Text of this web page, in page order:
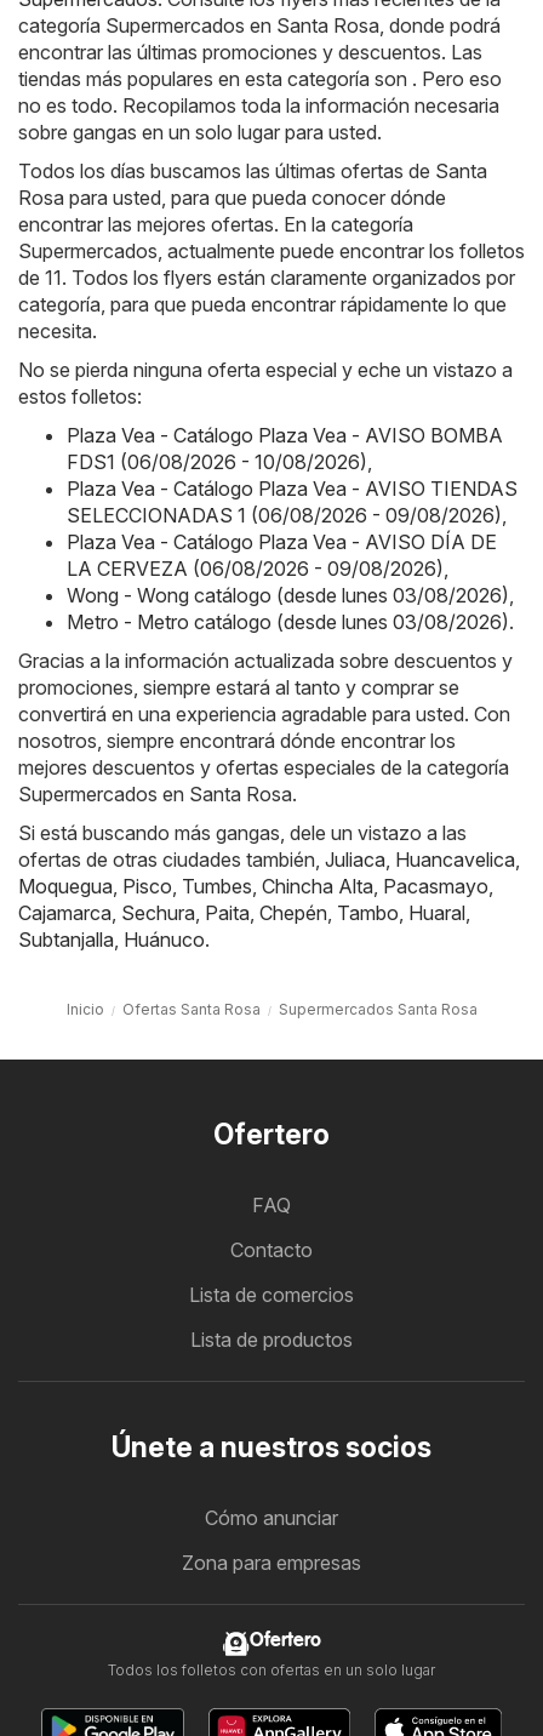
categoría Supermercados en Santa Rosa, donde podrá
encontrar las últimas promociones y descuentos. Las
tiendas más populares en esta categoría son . Pero eso
no es todo. Recopilamos toda la información necesaria
sobre gangas en un solo lugar para usted.
Todos los días buscamos las últimas ofertas de Santa
Rosa para usted, para que pueda conocer dónde
encontrar las mejores ofertas. En la categoría
Supermercados, actualmente puede encontrar los folletos
de 11. Todos los flyers están claramente organizados por
categoría, para que pueda encontrar rápidamente lo que
necesita.
No se pierda ninguna oferta especial y eche un vistazo a
estos folletos:
Plaza Vea - Catálogo Plaza Vea - AVISO BOMBA
FDS1 (06/08/2026 - 10/08/2026),
Plaza Vea - Catálogo Plaza Vea - AVISO TIENDAS
SELECCIONADAS 1 (06/08/2026 - 09/08/2026),
Plaza Vea - Catálogo Plaza Vea - AVISO DÍA DE
LA CERVEZA (06/08/2026 - 09/08/2026),
Wong - Wong catálogo (desde lunes 03/08/2026),
Metro - Metro catálogo (desde lunes 03/08/2026).
Gracias a la información actualizada sobre descuentos y
promociones, siempre estará al tanto y comprar se
convertirá en una experiencia agradable para usted. Con
nosotros, siempre encontrará dónde encontrar los
mejores descuentos y ofertas especiales de la categoría
Supermercados en Santa Rosa.
Si está buscando más gangas, dele un vistazo a las
ofertas de otras ciudades también, Juliaca, Huancavelica,
Moquegua, Pisco, Tumbes, Chincha Alta, Pacasmayo,
Cajamarca, Sechura, Paita, Chepén, Tambo, Huaral,
Subtanjalla, Huánuco.
Inicio Ofertas Santa Rosa Supermercados Santa Rosa
Ofertero
FAQ
Contacto
Lista de comercios
Lista de productos
Únete a nuestros socios
Cómo anunciar
Zona para empresas
Ofertero
Todos los folletos con ofertas en un solo lugar